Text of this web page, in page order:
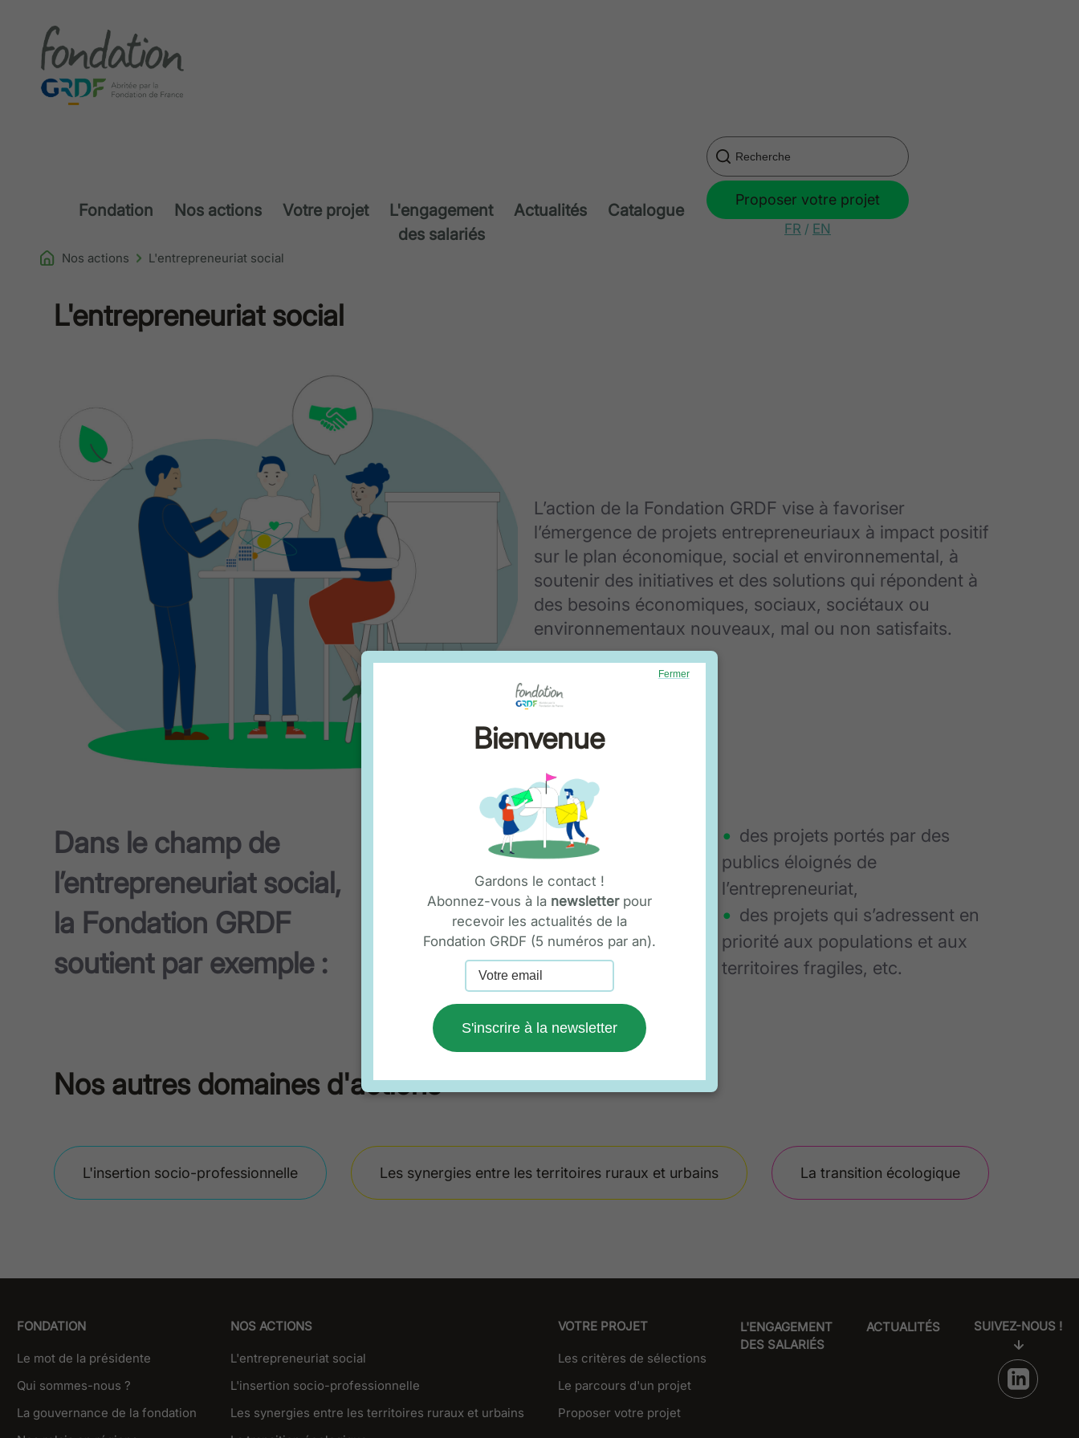
Fondation Nos actions Votre projet
L'engagement
des salariés
Actualités Catalogue
Proposer votre projet
FR / EN
Nos actions L'entrepreneuriat social
L'entrepreneuriat social
L’action de la Fondation GRDF vise à favoriser
l’émergence de projets entrepreneuriaux à impact positif
sur le plan économique, social et environnemental, à
soutenir des initiatives et des solutions qui répondent à
des besoins économiques, sociaux, sociétaux ou
environnementaux nouveaux, mal ou non satisfaits.
Dans le champ de
l’entrepreneuriat social,
la Fondation GRDF
soutient par exemple :
des projets d’économie
des solutions qui accélèrent la
transition écologique,
des initiatives, notamment
culturelles, qui favorisent
l’attractivité des territoires,
des projets portés par des
publics éloignés de
l’entrepreneuriat,
des projets qui s’adressent en
priorité aux populations et aux
territoires fragiles, etc.
Nos autres domaines d'actions
L'insertion socio-professionnelle Les synergies entre les territoires ruraux et urbains La transition écologique
FONDATION
Le mot de la présidente
Qui sommes-nous ?
La gouvernance de la fondation
NOS ACTIONS
L'entrepreneuriat social
L'insertion socio-professionnelle
Les synergies entre les territoires ruraux et urbains
VOTRE PROJET
Les critères de sélections
Le parcours d'un projet
Proposer votre projet
L'ENGAGEMENT
DES SALARIÉS
ACTUALITÉS SUIVEZ-NOUS !
Fermer
Bienvenue
Gardons le contact !
Abonnez-vous à la newsletterpour
recevoir les actualités de la
Fondation GRDF (5 numéros par an).
S'inscrire à la newsletter